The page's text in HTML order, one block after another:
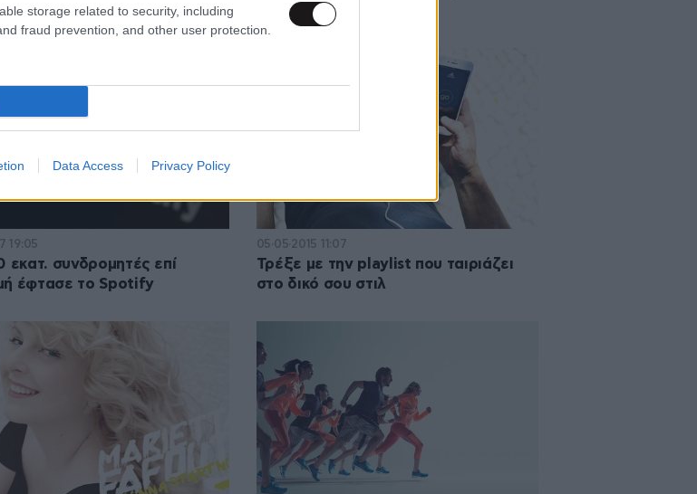
storage related to security, including
fraud prevention, and other user protection.
Data Access Privacy Policy
19:05
εκατ. συνδρομητές επί
έφτασε το Spotify
05·05·2015 11:07
Τρέξε με την playlist που ταιριάζει
στο δικό σου στιλ